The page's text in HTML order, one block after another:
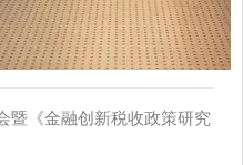
暨《金融创新税收政策研究